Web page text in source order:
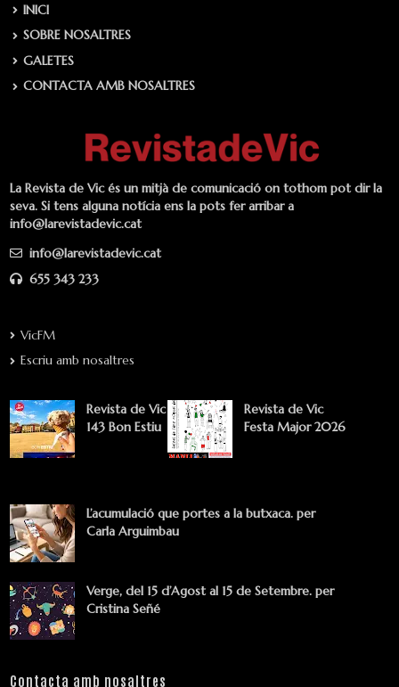
INICI
SOBRE NOSALTRES
GALETES
CONTACTA AMB NOSALTRES
La Revista de Vic és un mitjà de comunicació on tothom pot dir la
seva. Si tens alguna notícia ens la pots fer arribar a
info@larevistadevic.cat
info@larevistadevic.cat
655 343 233
VicFM
Escriu amb nosaltres
Revista de Vic
143 Bon Estiu
Revista de Vic
Festa Major 2026
L’acumulació que portes a la butxaca. per
Carla Arguimbau
Verge, del 15 d’Agost al 15 de Setembre. per
Cristina Señé
Contacta amb nosaltres